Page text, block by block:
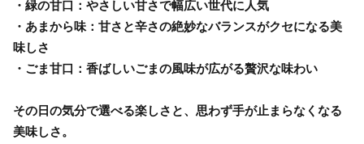
・緑の甘口：やさしい甘さで幅広い世代に人気
・あまから味：甘さと辛さの絶妙なバランスがクセになる美
味しさ
・ごま甘口：香ばしいごまの風味が広がる贅沢な味わい
その日の気分で選べる楽しさと、思わず手が止まらなくなる
美味しさ。